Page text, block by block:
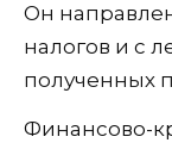
Он
налогов и с
полученных
Финансово-